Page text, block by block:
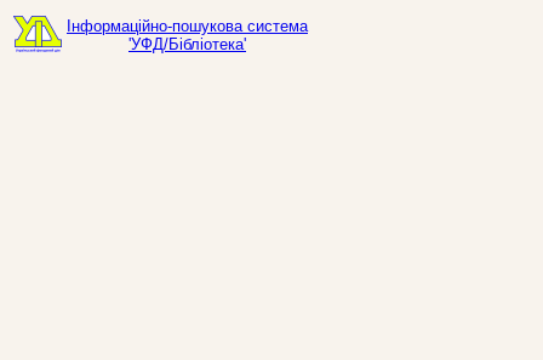
Інформаційно-пошукова система
'УФД/Бібліотека'